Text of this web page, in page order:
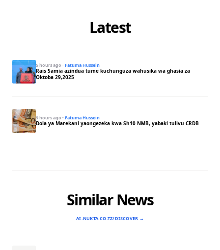
Latest
5 hours ago · Fatuma Hussein
Rais Samia azindua tume kuchunguza wahusika wa ghasia za
Oktoba 29,2025
9 hours ago · Fatuma Hussein
Dola ya Marekani yaongezeka kwa Sh10 NMB, yabaki tulivu CRDB
Similar News
AI.NUKTA.CO.TZ/DISCOVER →